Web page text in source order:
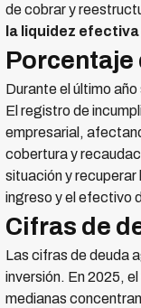
de cobrar y
la liquidez
Porcentaje
Durante el último
El registro de
empresarial,
cobertura y
situación y recuperar
ingreso y el efectivo
Cifras de
Las cifras de deuda
inversión. En 2025,
medianas